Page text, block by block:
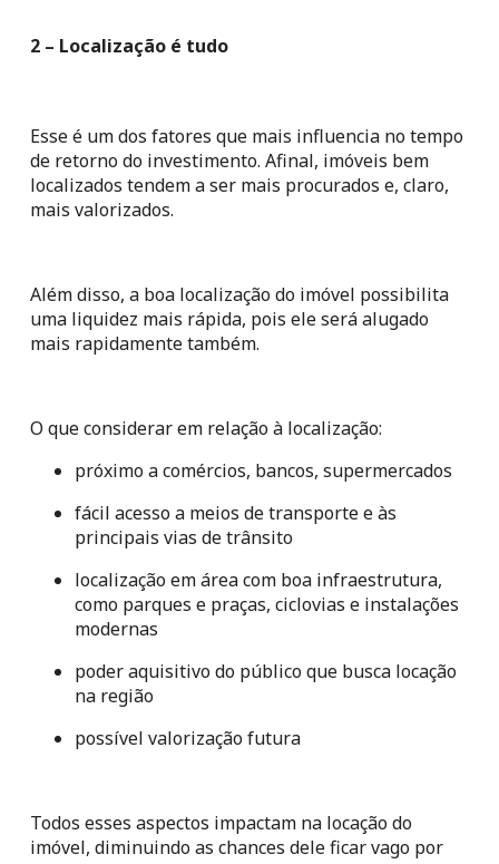
2 – Localização é tudo
Esse é um dos fatores que mais influencia no tempo
de retorno do investimento. Afinal, imóveis bem
localizados tendem a ser mais procurados e, claro,
mais valorizados.
Além disso, a boa localização do imóvel possibilita
uma liquidez mais rápida, pois ele será alugado
mais rapidamente também.
O que considerar em relação à localização:
próximo a comércios, bancos, supermercados
fácil acesso a meios de transporte e às
principais vias de trânsito
localização em área com boa infraestrutura,
como parques e praças, ciclovias e instalações
modernas
poder aquisitivo do público que busca locação
na região
possível valorização futura
Todos esses aspectos impactam na locação do
imóvel, diminuindo as chances dele ficar vago por